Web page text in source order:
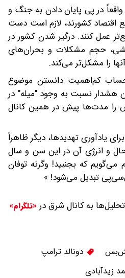
واقعاً در پی پایان دادن به جنگ و
اقتصاد کشورند، لازم است دست
عمل کنند. درگیر شدن کشور در
حجم مشکلات و بحران‌های
را مشکل‌تر می‌کند.
کم‌اهمیت دانستن موضوع
هشدار نسبت به وجود "میله" در
مدت‌ها پیش در همین کانال
یادآوری تهدیدها، دیگر ظاهراً
و انرژی آن در این سن و سال
که بجنبید! وگرنه توفان
تبدیل می‌شود! »
به کانال شرق در «تلگرام»
دونالد ترامپ
زیدآبادی